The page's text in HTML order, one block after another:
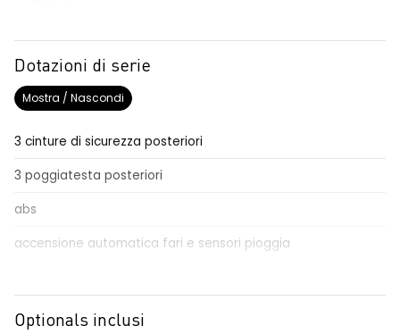
Dotazioni di serie
Mostra / Nascondi
3 cinture di sicurezza posteriori
3 poggiatesta posteriori
abs
accensione automatica fari e sensori pioggia
airbag frontale conducente e passeggero
Optionals inclusi